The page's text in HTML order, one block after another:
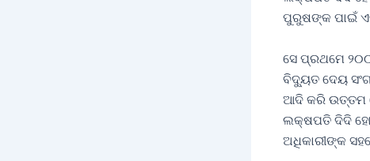
ପୁରୁଷଙ୍କ ପାଇଁ
ସେ ପ୍ରଥମେ
ବିଦ୍ୟୁତ ଦେୟ
ଆଦି କରି ଉତ୍ତମ
ଲକ୍ଷପତି ଦିଦି
ଅଧିକାରୀଙ୍କ